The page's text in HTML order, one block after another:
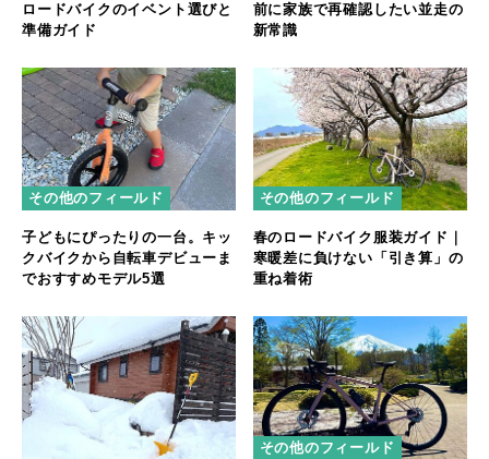
ロードバイクのイベント選びと
準備ガイド
前に家族で再確認したい並走の
新常識
その他のフィールド
子どもにぴったりの一台。キッ
クバイクから自転車デビューま
でおすすめモデル5選
その他のフィールド
春のロードバイク服装ガイド｜
寒暖差に負けない「引き算」の
重ね着術
その他のフィールド